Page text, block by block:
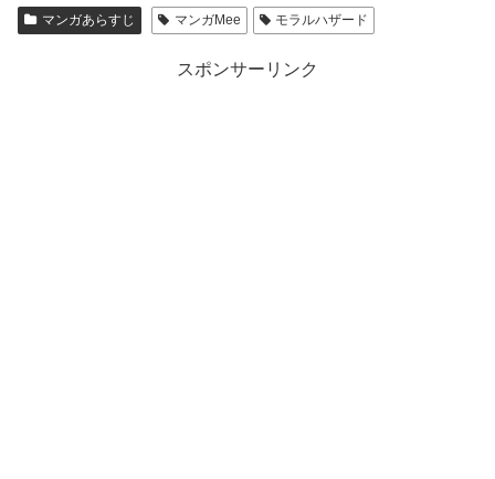
マンガあらすじ マンガMee モラルハザード
スポンサーリンク